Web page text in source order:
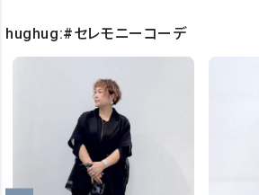
hughug:#セレモニーコーデ